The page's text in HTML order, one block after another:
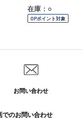
在庫：○
OPポイント対象
お問い合わせ
でのお問い合わせ